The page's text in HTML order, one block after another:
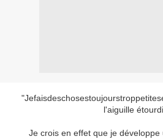
l'aiguille
Je crois en effet que je développe